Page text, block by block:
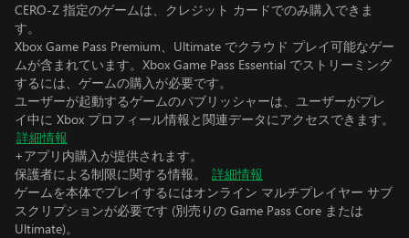
CERO-Z 指定のゲームは、クレジット カードでのみ購入できま
す。
Xbox Game Pass Premium、Ultimate でクラウド プレイ可能なゲー
ムが含まれています。Xbox Game Pass Essential でストリーミング
するには、ゲームの購入が必要です。
ユーザーが起動するゲームのパブリッシャーは、ユーザーがプレ
イ中に Xbox プロフィール情報と関連データにアクセスできます。
詳細情報
+アプリ内購入が提供されます。
保護者による制限に関する情報。
詳細情報
ゲームを本体でプレイするにはオンライン マルチプレイヤー サブ
スクリプションが必要です (別売りの Game Pass Core または
Ultimate)。